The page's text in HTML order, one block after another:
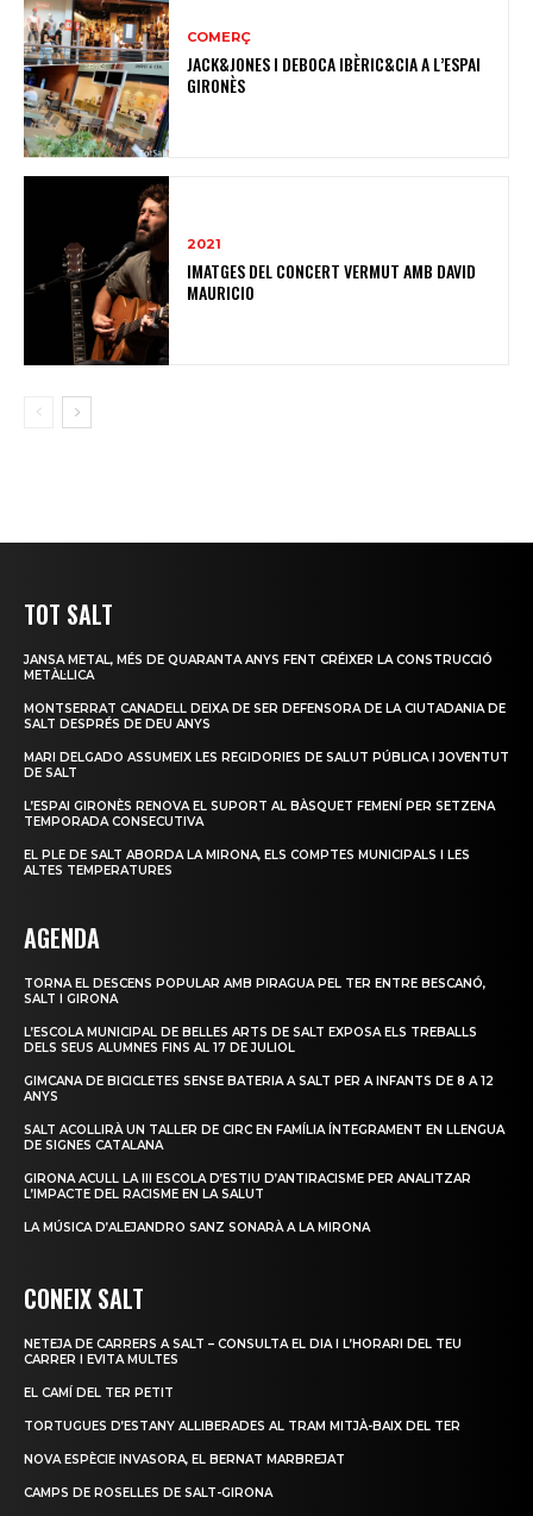
COMERÇ
JACK&JONES I DEBOCA IBÈRIC&CIA A L’ESPAI
GIRONÈS
2021
IMATGES DEL CONCERT VERMUT AMB DAVID
MAURICIO
TOT SALT
JANSA METAL, MÉS DE QUARANTA ANYS FENT CRÉIXER LA CONSTRUCCIÓ
METÀL·LICA
MONTSERRAT CANADELL DEIXA DE SER DEFENSORA DE LA CIUTADANIA DE
SALT DESPRÉS DE DEU ANYS
MARI DELGADO ASSUMEIX LES REGIDORIES DE SALUT PÚBLICA I JOVENTUT
DE SALT
L’ESPAI GIRONÈS RENOVA EL SUPORT AL BÀSQUET FEMENÍ PER SETZENA
TEMPORADA CONSECUTIVA
EL PLE DE SALT ABORDA LA MIRONA, ELS COMPTES MUNICIPALS I LES
ALTES TEMPERATURES
AGENDA
TORNA EL DESCENS POPULAR AMB PIRAGUA PEL TER ENTRE BESCANÓ,
SALT I GIRONA
L’ESCOLA MUNICIPAL DE BELLES ARTS DE SALT EXPOSA ELS TREBALLS
DELS SEUS ALUMNES FINS AL 17 DE JULIOL
GIMCANA DE BICICLETES SENSE BATERIA A SALT PER A INFANTS DE 8 A 12
ANYS
SALT ACOLLIRÀ UN TALLER DE CIRC EN FAMÍLIA ÍNTEGRAMENT EN LLENGUA
DE SIGNES CATALANA
GIRONA ACULL LA III ESCOLA D’ESTIU D’ANTIRACISME PER ANALITZAR
L’IMPACTE DEL RACISME EN LA SALUT
LA MÚSICA D’ALEJANDRO SANZ SONARÀ A LA MIRONA
CONEIX SALT
NETEJA DE CARRERS A SALT – CONSULTA EL DIA I L’HORARI DEL TEU
CARRER I EVITA MULTES
EL CAMÍ DEL TER PETIT
TORTUGUES D’ESTANY ALLIBERADES AL TRAM MITJÀ-BAIX DEL TER
NOVA ESPÈCIE INVASORA, EL BERNAT MARBREJAT
CAMPS DE ROSELLES DE SALT-GIRONA